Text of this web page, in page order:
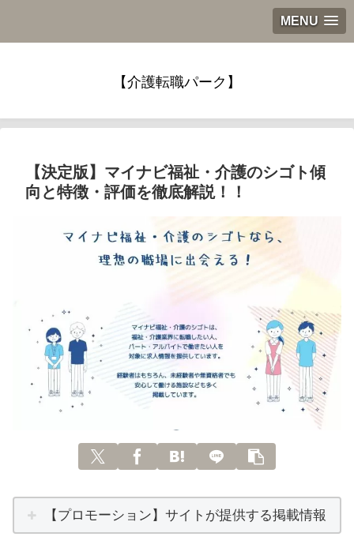
MENU
【介護転職パーク】
【決定版】マイナビ福祉・介護のシゴト傾
向と特徴・評価を徹底解説！！
【プロモーション】サイトが提供する掲載情報